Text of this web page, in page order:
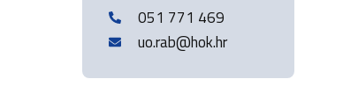
051 771 469
uo.rab@hok.hr